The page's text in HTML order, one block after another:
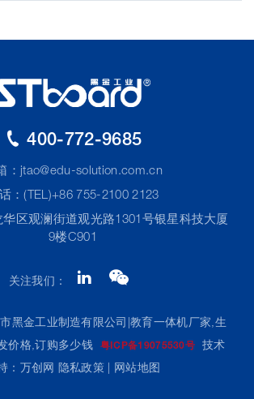
400-772-9685
： jtao@edu-solution.com.cn
：(TEL)+86 755-2100 2123
区观澜街道观光路1301号银星科技大厦
9楼C901
关注我们：
黑金工业制造有限公司|教育一体机厂家,生
价格,订购多少钱
粤ICP备19075530号
技术
：万创网
隐私政策 网站地图